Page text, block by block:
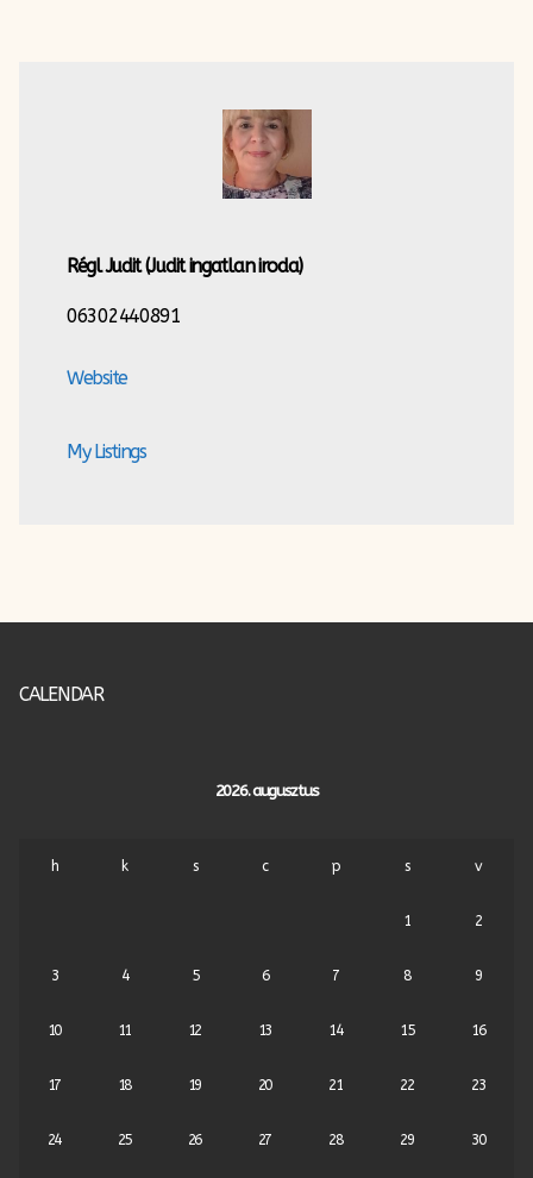
Régl Judit(Judit ingatlan iroda)
06302440891
Website
My Listings
CALENDAR
2026. augusztus
h k s c p s v
1 2
3 4 5 6 7 8 9
10 11 12 13 14 15 16
17 18 19 20 21 22 23
24 25 26 27 28 29 30